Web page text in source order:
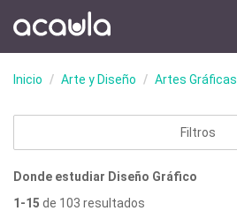
Inicio Arte y Diseño Artes Gráficas
Filtros
Donde estudiar Diseño Gráfico
1-15 de 103 resultados